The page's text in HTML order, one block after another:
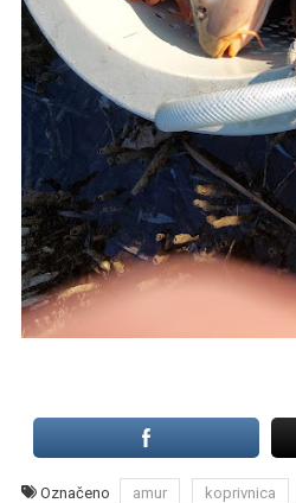
Označeno amur koprivnica